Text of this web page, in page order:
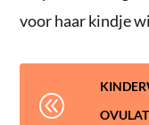
voor haar kindje
@